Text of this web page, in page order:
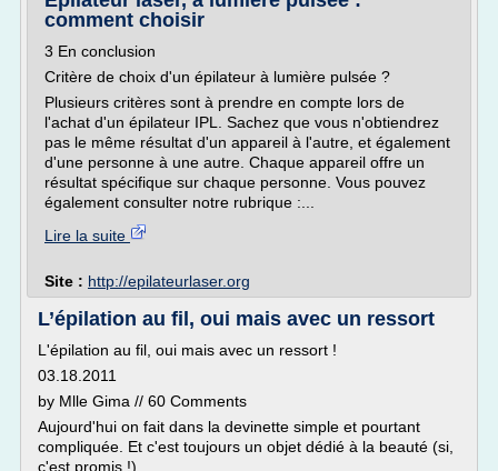
comment choisir
3 En conclusion
Critère de choix d'un épilateur à lumière pulsée ?
Plusieurs critères sont à prendre en compte lors de
l'achat d'un épilateur IPL. Sachez que vous n'obtiendrez
pas le même résultat d'un appareil à l'autre, et également
d'une personne à une autre. Chaque appareil offre un
résultat spécifique sur chaque personne. Vous pouvez
également consulter notre rubrique :...
Lire la suite
Site : http://epilateurlaser.org
L’épilation au fil, oui mais avec un ressort
L'épilation au fil, oui mais avec un ressort !
03.18.2011
by Mlle Gima // 60 Comments
Aujourd'hui on fait dans la devinette simple et pourtant
compliquée. Et c'est toujours un objet dédié à la beauté (si,
c'est promis !)